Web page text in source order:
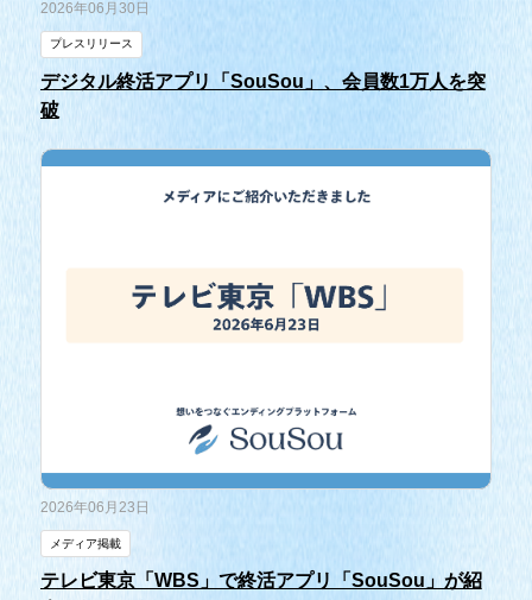
2026年06月30日
プレスリリース
デジタル終活アプリ「SouSou」、会員数1万人を突
破
2026年06月23日
メディア掲載
テレビ東京「WBS」で終活アプリ「SouSou」が紹